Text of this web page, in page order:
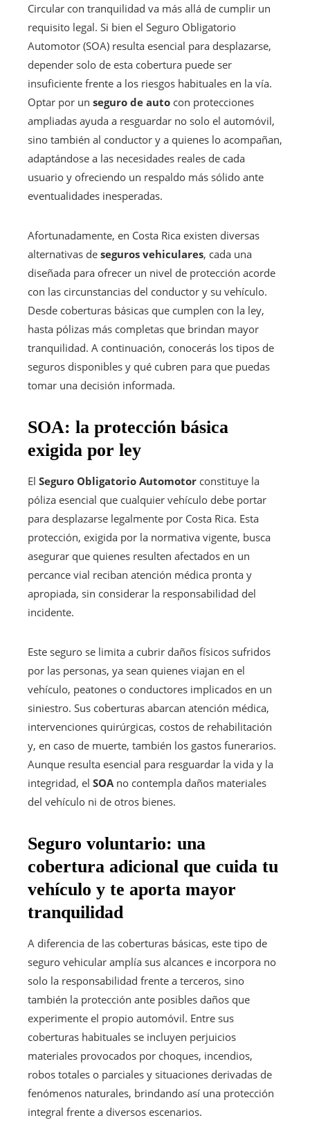
Circular con tranquilidad va más allá de cumplir un
requisito legal. Si bien el Seguro Obligatorio
Automotor (SOA) resulta esencial para desplazarse,
depender solo de esta cobertura puede ser
insuficiente frente a los riesgos habituales en la vía.
Optar por un seguro de auto con protecciones
ampliadas ayuda a resguardar no solo el automóvil,
sino también al conductor y a quienes lo acompañan,
adaptándose a las necesidades reales de cada
usuario y ofreciendo un respaldo más sólido ante
eventualidades inesperadas.
Afortunadamente, en Costa Rica existen diversas
alternativas de seguros vehiculares, cada una
diseñada para ofrecer un nivel de protección acorde
con las circunstancias del conductor y su vehículo.
Desde coberturas básicas que cumplen con la ley,
hasta pólizas más completas que brindan mayor
tranquilidad. A continuación, conocerás los tipos de
seguros disponibles y qué cubren para que puedas
tomar una decisión informada.
SOA: la protección básica
exigida por ley
El Seguro Obligatorio Automotor constituye la
póliza esencial que cualquier vehículo debe portar
para desplazarse legalmente por Costa Rica. Esta
protección, exigida por la normativa vigente, busca
asegurar que quienes resulten afectados en un
percance vial reciban atención médica pronta y
apropiada, sin considerar la responsabilidad del
incidente.
Este seguro se limita a cubrir daños físicos sufridos
por las personas, ya sean quienes viajan en el
vehículo, peatones o conductores implicados en un
siniestro. Sus coberturas abarcan atención médica,
intervenciones quirúrgicas, costos de rehabilitación
y, en caso de muerte, también los gastos funerarios.
Aunque resulta esencial para resguardar la vida y la
integridad, el SOA no contempla daños materiales
del vehículo ni de otros bienes.
Seguro voluntario: una
cobertura adicional que cuida tu
vehículo y te aporta mayor
tranquilidad
A diferencia de las coberturas básicas, este tipo de
seguro vehicular amplía sus alcances e incorpora no
solo la responsabilidad frente a terceros, sino
también la protección ante posibles daños que
experimente el propio automóvil. Entre sus
coberturas habituales se incluyen perjuicios
materiales provocados por choques, incendios,
robos totales o parciales y situaciones derivadas de
fenómenos naturales, brindando así una protección
integral frente a diversos escenarios.